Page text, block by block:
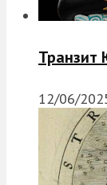
Транзит
12/06/